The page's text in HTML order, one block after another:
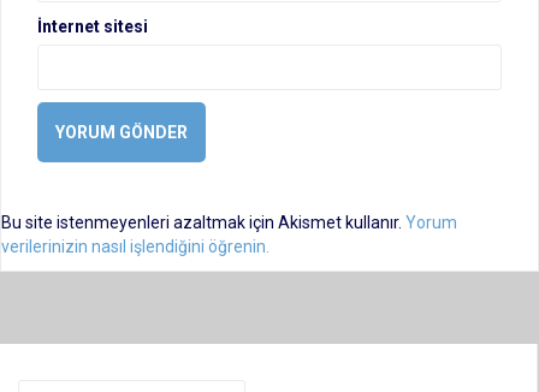
İnternet sitesi
Bu site istenmeyenleri azaltmak için Akismet kullanır. Yorum
verilerinizin nasıl işlendiğini öğrenin.